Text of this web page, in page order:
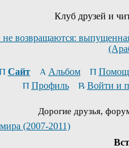
Клуб друзей и
возвращаются:
Сайт Альбом
Профиль
Войти и
Дорогие друзья,
(2007-2011)